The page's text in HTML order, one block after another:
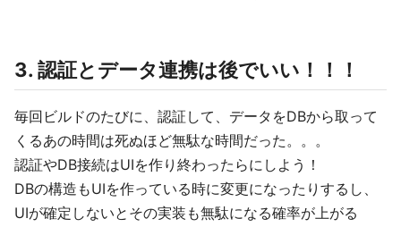
3. 認証とデータ連携は後でいい！！！
毎回ビルドのたびに、認証して、データをDBから取って
くるあの時間は死ぬほど無駄な時間だった。。。
認証やDB接続はUIを作り終わったらにしよう！
DBの構造もUIを作っている時に変更になったりするし、
UIが確定しないとその実装も無駄になる確率が上がる